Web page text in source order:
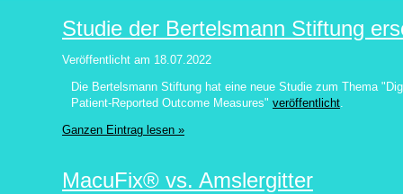
Studie der Bertelsmann Stiftung
Veröffentlicht am 18.07.2022
Die Bertelsmann Stiftung hat eine neue Studie zum Thema
Patient-Reported Outcome Measures" veröffentlicht
Ganzen Eintrag lesen »
MacuFix® vs. Amslergitter